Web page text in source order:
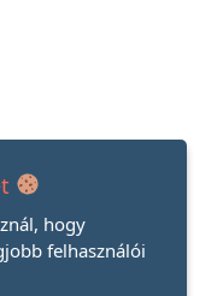
hogy
felhasználói